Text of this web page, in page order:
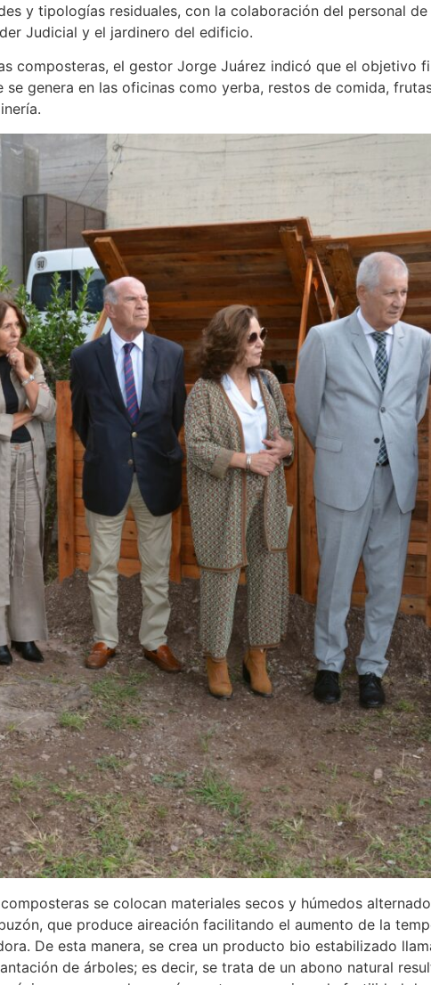
y tipologías residuales, con la colaboración del personal
Judicial y el jardinero del edificio.
composteras, el gestor Jorge Juárez indicó que el objetivo
genera en las oficinas como yerba, restos de comida,
se colocan materiales secos y húmedos
que produce aireación facilitando el aumento de la
De esta manera, se crea un producto bio estabilizado
de árboles; es decir, se trata de un abono natural